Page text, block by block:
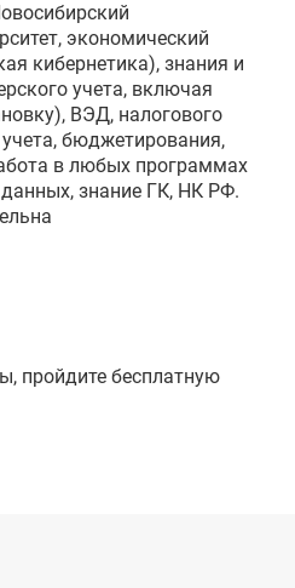
экономический
кибернетика), знания и
учета, включая
ВЭД, налогового
учета, бюджетирования,
в любых программах
знание ГК, НК РФ.
пройдите бесплатную